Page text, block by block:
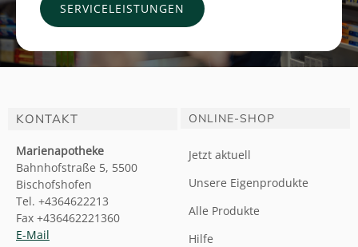
SERVICELEISTUNGEN
KONTAKT
Marienapotheke
Bahnhofstraße 5, 5500
Bischofshofen
Tel. +4364622213
Fax +436462221360
E-Mail
ONLINE-SHOP
Jetzt aktuell
Unsere Eigenprodukte
Alle Produkte
Hilfe